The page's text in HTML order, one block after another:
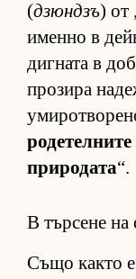
(дзюндзъ) от
именно в
диг­ната в
про­зира
при­ро­дата“.
В търсене на
Също както е